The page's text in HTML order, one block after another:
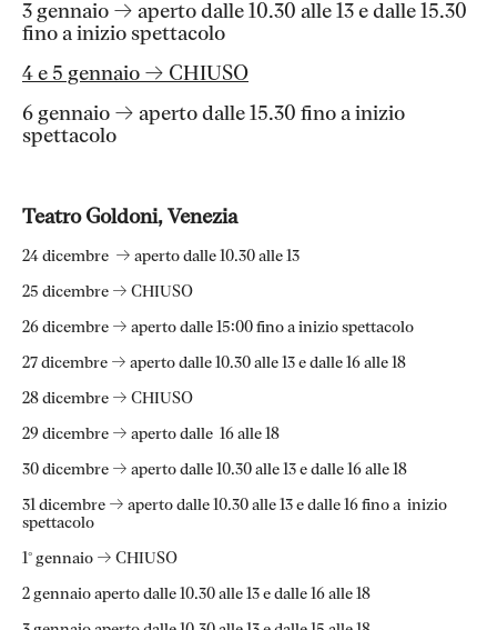
3 gennaio → aperto dalle 10.30 alle 13 e dalle 15.30
fino a inizio spettacolo
4 e 5 gennaio → CHIUSO
6 gennaio → aperto dalle 15.30 fino a inizio
spettacolo
Teatro Goldoni, Venezia
24 dicembre → aperto dalle 10.30 alle 13
25 dicembre → CHIUSO
26 dicembre → aperto dalle 15:00 fino a inizio spettacolo
27 dicembre → aperto dalle 10.30 alle 13 e dalle 16 alle 18
28 dicembre → CHIUSO
29 dicembre → aperto dalle 16 alle 18
30 dicembre → aperto dalle 10.30 alle 13 e dalle 16 alle 18
31 dicembre → aperto dalle 10.30 alle 13 e dalle 16 fino a inizio
spettacolo
1° gennaio → CHIUSO
2 gennaio aperto dalle 10.30 alle 13 e dalle 16 alle 18